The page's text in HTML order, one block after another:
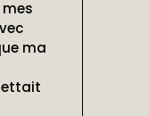
ma